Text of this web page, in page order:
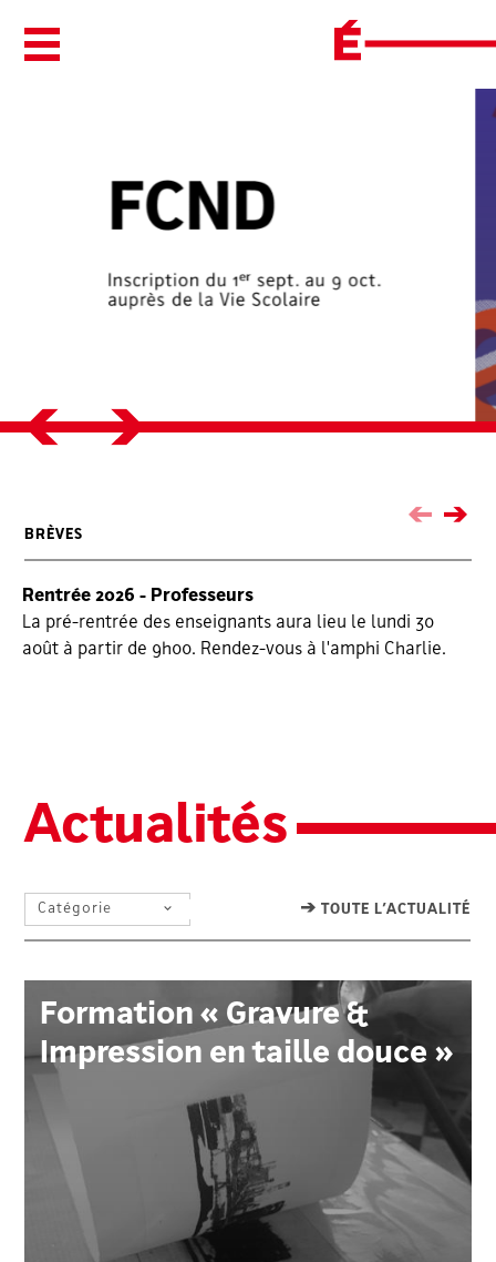
Ouvrir/Fermer le menu
BRÈVES
Rentrée 2026 - Professeurs
La pré-rentrée des enseignants aura lieu le lundi 30
août à partir de 9h00. Rendez-vous à l'amphi Charlie.
Actualités
SÉLECTIONNEZ UN FILTRE
TOUTE L’ACTUALITÉ
Formation « Gravure &
Impression en taille douce »